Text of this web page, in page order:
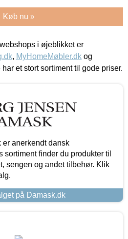
Køb nu »
i øjeblikket er
, MyHomeMøbler.dk og
har et stort sortiment til gode priser.
er anerkendt dansk
sortiment finder du produkter til
sengen og andet tilbehør. Klik
på Damask.dk